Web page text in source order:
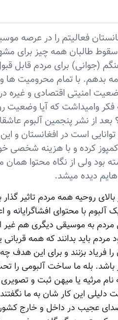
فعالیتم را در عرصه
سقوط طالبان همه چیز برای
(جوانی) برای مردم قابل
بدهم. با تمام محرومیت ها
امنیتی اقتصادی و غیره
وامیداشت که آیا وضعیت
بعد از نشر پنجمین آلبوم
است در افغانستان و
کرده و با هزینه شخصی
بود ولی از نگاه محتوا
دیده میشد.
روحیه همه مردم تاثیر
با محتوای افشاگرایانه و
به موسیقی دیگری هم غیر
مردم باید بدانند که همه
بزنند و برای این هدف
باشد. بله ما ساخت آلبومی را
مرثیه یا میهن ثبت و
این کار شان به ما
عجیب در داخل و خارج کشور